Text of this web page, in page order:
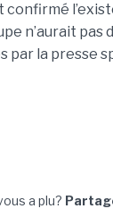
confirmé
n’aurait pas
par la presse
a plu?